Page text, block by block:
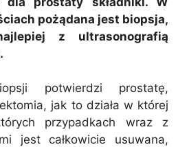
pożądana jest biopsja,
z ultrasonografią
potwierdzi prostatę,
jak to działa w której
przypadkach wraz z
jest całkowicie usuwana,